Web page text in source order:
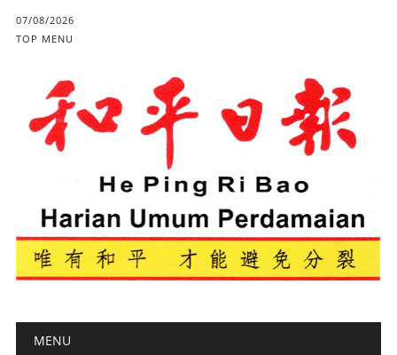
07/08/2026
TOP MENU
Main menu
MENU